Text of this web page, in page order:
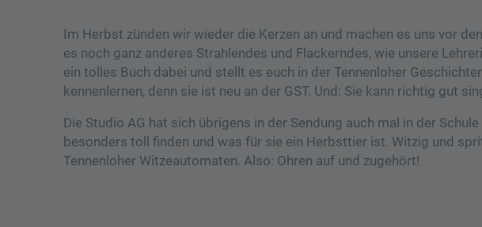
Im Herbst zünden wir wieder die Kerzen an und machen es uns vor
es noch ganz anderes Strahlendes und Flackerndes, wie unsere
ein tolles Buch dabei und stellt es euch in der Tennenloher
kennenlernen, denn sie ist neu an der GST. Und: Sie kann richtig gut
Die Studio AG hat sich übrigens in der Sendung auch mal in der
besonders toll finden und was für sie ein Herbsttier ist. Witzig und
Tennenloher Witzeautomaten. Also: Ohren auf und zugehört!